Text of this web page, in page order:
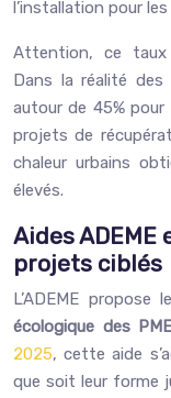
l’installation pour
Attention, ce taux
Dans la réalité
autour de 45%
projets de
chaleur urbains
élevés.
Aides ADEME
projets ciblés
L’ADEME propose
écologique des
2025, cette aide
que soit leur forme